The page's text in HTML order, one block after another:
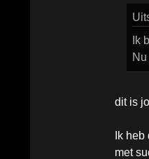
Ik
dit is
Ik
met